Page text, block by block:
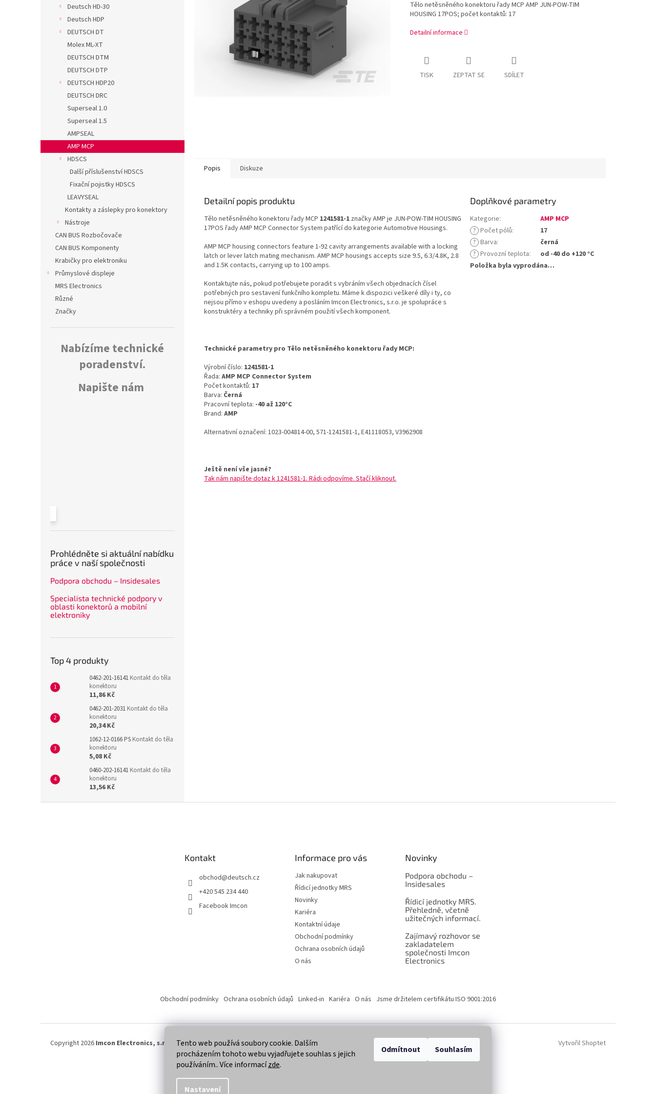
Tento web používá soubory cookie. Dalším
procházením tohoto webu vyjadřujete souhlas s jejich
používáním.. Více informacízde.
Nastavení
Odmítnout Souhlasím
Deutsch HD-30
Deutsch HDP
DEUTSCH DT
Molex ML-XT
DEUTSCH DTM
DEUTSCH DTP
DEUTSCH HDP20
DEUTSCH DRC
Superseal 1.0
Superseal 1.5
AMPSEAL
AMP MCP
HDSCS
Další příslušenství HDSCS
Fixační pojistky HDSCS
LEAVYSEAL
Kontakty a záslepky pro konektory
Nástroje
CAN BUS Rozbočovače
CAN BUS Komponenty
Krabičky pro elektroniku
Průmyslové displeje
MRS Electronics
Různé
Značky
Nabízíme technické
poradenství.
Napište nám
Prohlédněte si aktuální nabídku
práce v naší společnosti
Podpora obchodu – Insidesales
Specialista technické podpory v
oblasti konektorů a mobilní
elektroniky
Top 4 produkty
0462-201-16141 Kontakt do těla
konektoru
11,86 Kč
0462-201-2031 Kontakt do těla
konektoru
20,34 Kč
1062-12-0166 PS Kontakt do těla
konektoru
5,08 Kč
0460-202-16141 Kontakt do těla
konektoru
13,56 Kč
Tělo netěsněného konektoru řady MCP AMP JUN-POW-TIM
HOUSING 17POS; počet kontaktů: 17
Detailní informace
TISK ZEPTAT SE SDÍLET
Popis Diskuze
Detailní popis produktu
Tělo netěsněného konektoru řady MCP 1241581-1 značky AMP je JUN-POW-TIM HOUSING
17POS řady AMP MCP Connector System patřící do kategorie Automotive Housings.
AMP MCP housing connectors feature 1-92 cavity arrangements available with a locking
latch or lever latch mating mechanism. AMP MCP housings accepts size 9.5, 6.3/4.8K, 2.8
and 1.5K contacts, carrying up to 100 amps.
Kontaktujte nás, pokud potřebujete poradit s vybráním všech objednacích čísel
potřebných pro sestavení funkčního kompletu. Máme k dispozici veškeré díly i ty, co
nejsou přímo v eshopu uvedeny a posláním Imcon Electronics, s.r.o. je spolupráce s
konstruktéry a techniky při správném použití všech komponent.
Technické parametry pro Tělo netěsněného konektoru řady MCP:
Výrobní číslo: 1241581-1
Řada: AMP MCP Connector System
Počet kontaktů: 17
Barva: Černá
Pracovní teplota: -40 až 120°C
Brand: AMP
Alternativní označení: 1023-004814-00, 571-1241581-1, E41118053, V3962908
Ještě není vše jasné?
Tak nám napište dotaz k 1241581-1. Rádi odpovíme. Stačí kliknout.
Doplňkové parametry
Kategorie:
AMP MCP
? Počet pólů:
17
? Barva:
černá
? Provozní teplota:
od -40 do +120 °C
Položka byla vyprodána…
Kontakt
obchod@deutsch.cz
+420 545 234 440
Facebook Imcon
Informace pro vás
Jak nakupovat
Řídicí jednotky MRS
Novinky
Kariéra
Kontaktní údaje
Obchodní podmínky
Ochrana osobních údajů
O nás
Novinky
Podpora obchodu –
Insidesales
Řídicí jednotky MRS.
Přehledně, včetně
užitečných informací.
Zajímavý rozhovor se
zakladatelem
společnosti Imcon
Electronics
Obchodní podmínky Ochrana osobních údajů Linked-in Kariéra O nás Jsme držitelem certifikátu ISO 9001:2016
Vytvořil Shoptet
Copyright 2026 Imcon Electronics, s.r.o. . Všechna práva vyhrazena.